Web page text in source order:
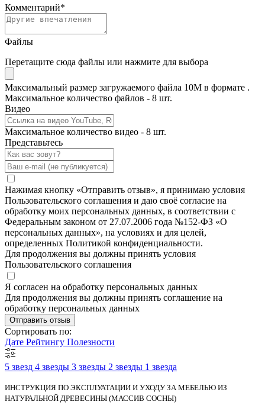
Комментарий*
Файлы
Перетащите сюда файлы или нажмите для выбора
Максимальный размер загружаемого файла 10M в формате .
Максимальное количество файлов - 8 шт.
Видео
Максимальное количество видео - 8 шт.
Представьтесь
Нажимая кнопку «Отправить отзыв», я принимаю условия
Пользовательского соглашения и даю своё согласие на
обработку моих персональных данных, в соответствии с
Федеральным законом от 27.07.2006 года №152-ФЗ «О
персональных данных», на условиях и для целей,
определенных Политикой конфиденциальности.
Для продолжения вы должны принять условия
Пользовательского соглашения
Я согласен на обработку персональных данных
Для продолжения вы должны принять соглашение на
обработку персональных данных
Отправить отзыв
Сортировать по:
Дате Рейтингу Полезности
5 звезд 4 звезды 3 звезды 2 звезды 1 звезда
ИНСТРУКЦИЯ ПО ЭКСПЛУАТАЦИИ И УХОДУ ЗА МЕБЕЛЬЮ ИЗ
НАТУРАЛЬНОЙ ДРЕВЕСИНЫ (МАССИВ СОСНЫ)